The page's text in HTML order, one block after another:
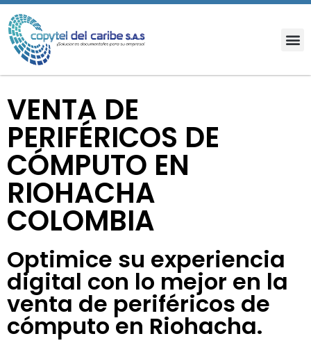
VENTA DE
PERIFÉRICOS DE
CÓMPUTO EN
RIOHACHA
COLOMBIA
Optimice su experiencia
digital con lo mejor en la
venta de periféricos de
cómputo en Riohacha.